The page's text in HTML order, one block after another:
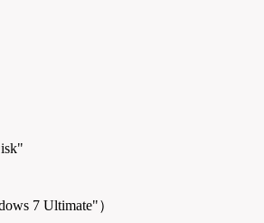
7 Ultimate"）